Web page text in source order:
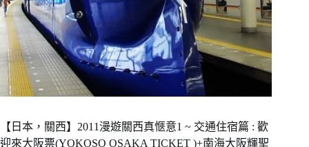
【日本，關西】2011漫遊關西真愜意1 ~ 交通住宿篇 : 歡
迎來大阪票(YOKOSO OSAKA TICKET )+南海大阪輝聖